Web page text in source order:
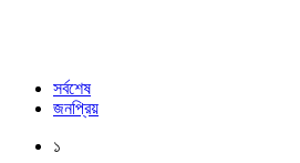
সর্বশেষ
জনপ্রিয়
১